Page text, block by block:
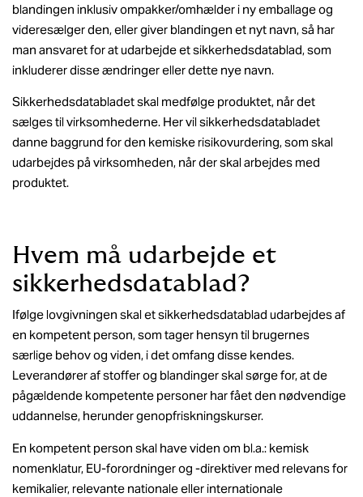
blandingen inklusiv ompakker/omhælder i ny emballage og
videresælger den, eller giver blandingen et nyt navn, så har
man ansvaret for at udarbejde et sikkerhedsdatablad, som
inkluderer disse ændringer eller dette nye navn.
Sikkerhedsdatabladet skal medfølge produktet, når det
sælges til virksomhederne. Her vil sikkerhedsdatabladet
danne baggrund for den kemiske risikovurdering, som skal
udarbejdes på virksomheden, når der skal arbejdes med
produktet.
Hvem må udarbejde et
sikkerhedsdatablad?
Ifølge lovgivningen skal et sikkerhedsdatablad udarbejdes af
en kompetent person, som tager hensyn til brugernes
særlige behov og viden, i det omfang disse kendes.
Leverandører af stoffer og blandinger skal sørge for, at de
pågældende kompetente personer har fået den nødvendige
uddannelse, herunder genopfriskningskurser.
En kompetent person skal have viden om bl.a.: kemisk
nomenklatur, EU-forordninger og -direktiver med relevans for
kemikalier, relevante nationale eller internationale